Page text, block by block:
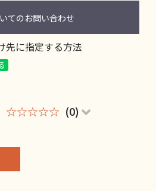
てのお問い合わせ
先に指定する方法
☆☆☆☆☆ (0)